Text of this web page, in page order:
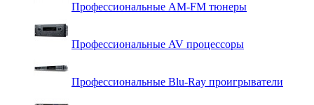
Профессиональные AM-FM тюнеры
Профессиональные AV процессоры
Профессиональные Blu-Ray проигрыватели